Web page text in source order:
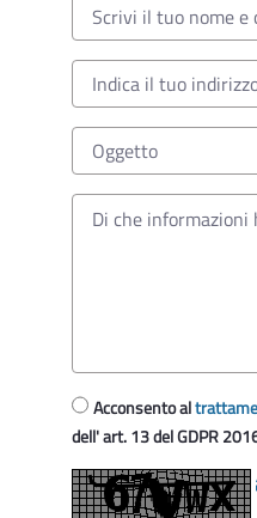
Acconsento al
dell' art. 13 del GDPR